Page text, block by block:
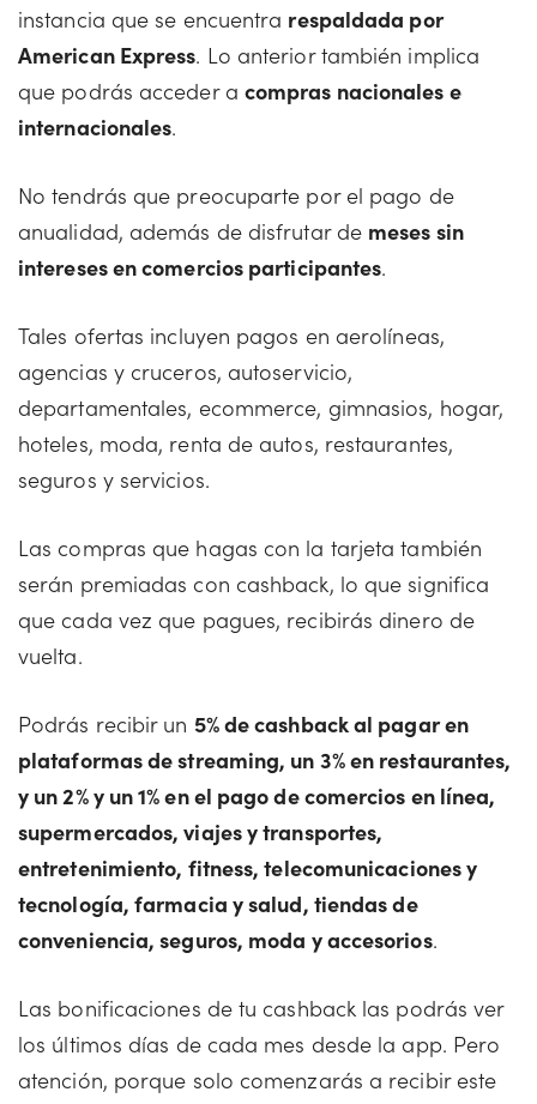
instancia que se encuentra respaldada por
American Express. Lo anterior también implica
que podrás acceder a compras nacionales e
internacionales.
No tendrás que preocuparte por el pago de
anualidad, además de disfrutar de meses sin
intereses en comercios participantes.
Tales ofertas incluyen pagos en aerolíneas,
agencias y cruceros, autoservicio,
departamentales, ecommerce, gimnasios, hogar,
hoteles, moda, renta de autos, restaurantes,
seguros y servicios.
Las compras que hagas con la tarjeta también
serán premiadas con cashback, lo que significa
que cada vez que pagues, recibirás dinero de
vuelta.
Podrás recibir un 5% de cashback al pagar en
plataformas de streaming, un 3% en restaurantes,
y un 2% y un 1% en el pago de comercios en línea,
supermercados, viajes y transportes,
entretenimiento, fitness, telecomunicaciones y
tecnología, farmacia y salud, tiendas de
conveniencia, seguros, moda y accesorios.
Las bonificaciones de tu cashback las podrás ver
los últimos días de cada mes desde la app. Pero
atención, porque solo comenzarás a recibir este